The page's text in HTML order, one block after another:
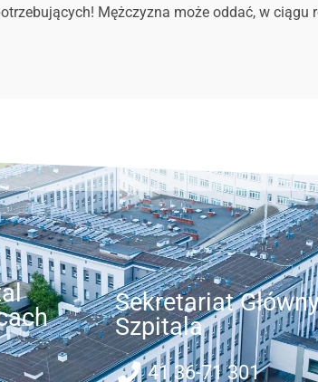
Mężczyzna może oddać, w ciągu
Sekretariat
Szpitala
41 36-71 301